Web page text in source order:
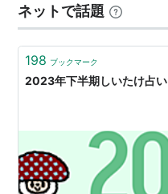
ネットで話題
198 ブックマーク
2023年下半期しいたけ占い